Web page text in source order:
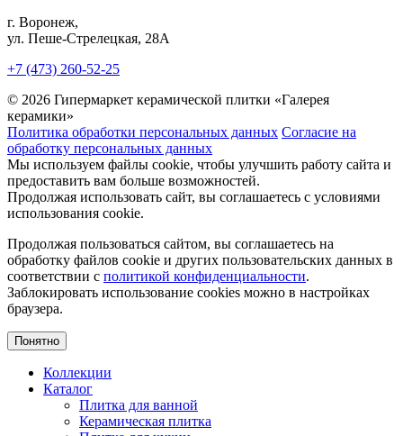
г. Воронеж,
ул. Пеше-Cтрелецкая, 28А
+7 (473) 260-52-25
© 2026 Гипермаркет керамической плитки «Галерея
керамики»
Политика обработки персональных данных Согласие на
обработку персональных данных
Мы используем файлы cookie, чтобы улучшить работу сайта и
предоставить вам больше возможностей.
Продолжая использовать сайт, вы соглашаетесь с условиями
использования cookie.
Продолжая пользоваться сайтом, вы соглашаетесь на
обработку файлов cookie и других пользовательских данных в
соответствии с политикой конфиденциальности.
Заблокировать использование cookies можно в настройках
браузера.
Понятно
Коллекции
Каталог
Плитка для ванной
Керамическая плитка